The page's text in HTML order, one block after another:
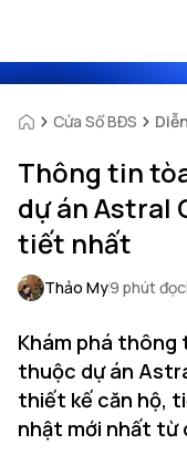
Cửa Sổ BĐS
Thông tin
dự án Astral
tiết nhất
Thảo My9 phút đọc
Khám phá
thuộc dự án
thiết kế căn hộ,
nhật mới nhất từ